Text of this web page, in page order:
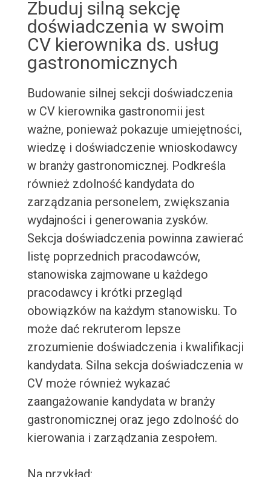
Zbuduj silną sekcję
doświadczenia w swoim
CV kierownika ds. usług
gastronomicznych
Budowanie silnej sekcji doświadczenia
w CV kierownika gastronomii jest
ważne, ponieważ pokazuje umiejętności,
wiedzę i doświadczenie wnioskodawcy
w branży gastronomicznej. Podkreśla
również zdolność kandydata do
zarządzania personelem, zwiększania
wydajności i generowania zysków.
Sekcja doświadczenia powinna zawierać
listę poprzednich pracodawców,
stanowiska zajmowane u każdego
pracodawcy i krótki przegląd
obowiązków na każdym stanowisku. To
może dać rekruterom lepsze
zrozumienie doświadczenia i kwalifikacji
kandydata. Silna sekcja doświadczenia w
CV może również wykazać
zaangażowanie kandydata w branży
gastronomicznej oraz jego zdolność do
kierowania i zarządzania zespołem.
Na przykład: